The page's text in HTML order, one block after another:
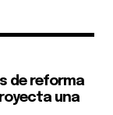
de reforma
una